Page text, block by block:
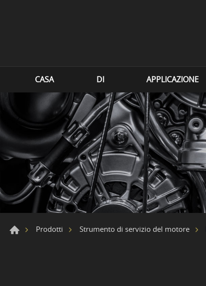
CASA DI APPLICAZIONE
Prodotti Strumento di servizio del motore